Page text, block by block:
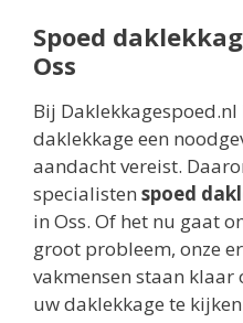
Spoed
Oss
Bij
daklekkage een
aandacht vereist.
specialisten spoed
in Oss. Of het nu gaat
groot probleem, onze
vakmensen staan klaar
uw daklekkage te